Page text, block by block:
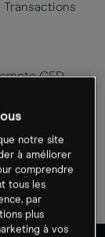
Transactions
CFD
Gestion
.
notre site
à améliorer
comprendre
tous les
par
plus
à vos